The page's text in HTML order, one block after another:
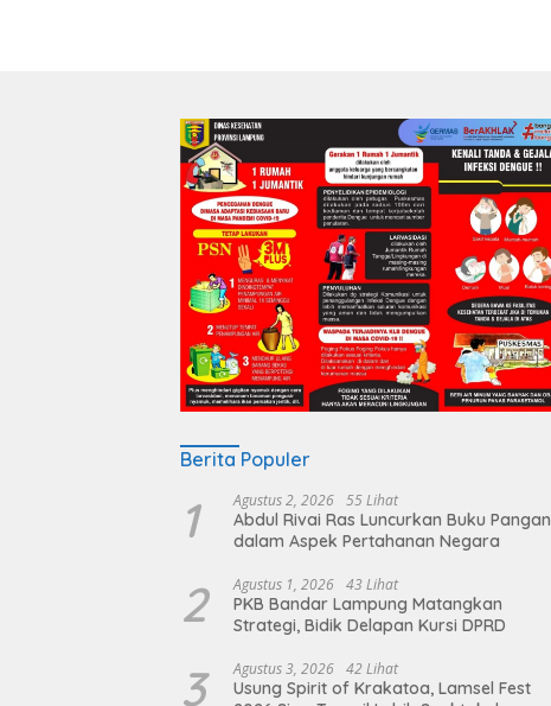
Berita Populer
1 Agustus 2, 2026 55 Lihat
Abdul Rivai Ras Luncurkan Buku Pangan
dalam Aspek Pertahanan Negara
2 Agustus 1, 2026 43 Lihat
PKB Bandar Lampung Matangkan
Strategi, Bidik Delapan Kursi DPRD
3 Agustus 3, 2026 42 Lihat
Usung Spirit of Krakatoa, Lamsel Fest